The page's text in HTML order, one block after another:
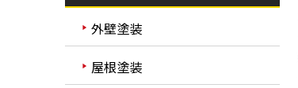
外壁塗装
屋根塗装